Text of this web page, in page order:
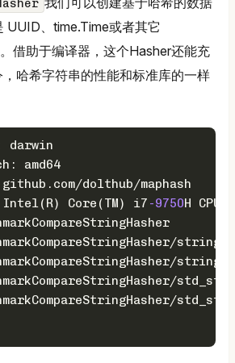
UUID、time.Time或者其它
借助于编译器，这个Hasher还能充
哈希字符串的性能和标准库的一样
darwin
amd64
dolthub/maphash
Core(TM) i7 -9750H CPU